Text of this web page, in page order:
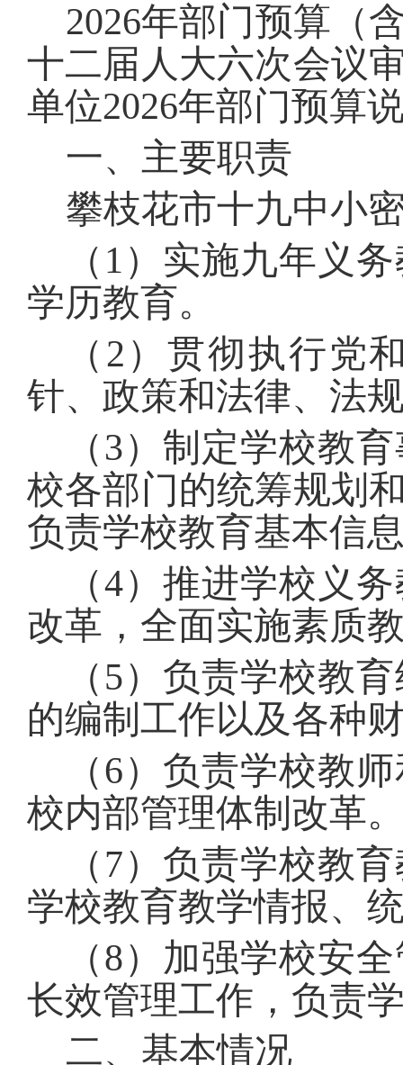
2026年部门预算（
十二届人大六次会议
单位2026年部门预算
一、主要职责
攀枝花市十九中小
（ 1 ）实施九年义
学历教育。
（ 2 ）贯彻执行党
针、政策和法律、法
（3）制定学校教
校各部门的统筹规划
负责学校教育基本信
（4）推进学校义
改革，全面实施素质
（5）负责学校教
的编制工作以及各种
（6）负责学校教
校内部管理体制改革
（7）负责学校教
学校教育教学情报、
（8）加强学校安
长效管理工作，负责
二、基本情况